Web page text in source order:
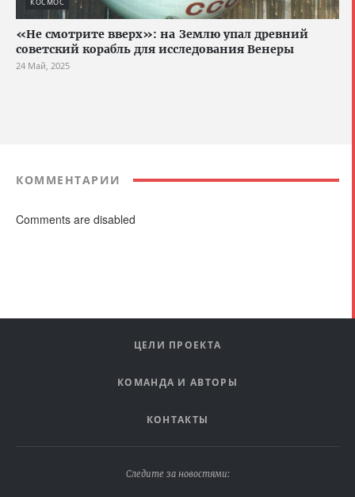
КОСМОС
«Не смотрите вверх»: на Землю упал древний
советский корабль для исследования Венеры
24 Май, 2025
КОММЕНТАРИИ
Comments are disabled
ЦЕЛИ ПРОЕКТА
КОМАНДА И АВТОРЫ
КОНТАКТЫ
Следите за новостями: